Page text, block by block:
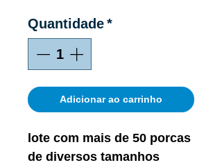
Quantidade*
Adicionar ao carrinho
lote com mais de 50 porcas
de diversos tamanhos